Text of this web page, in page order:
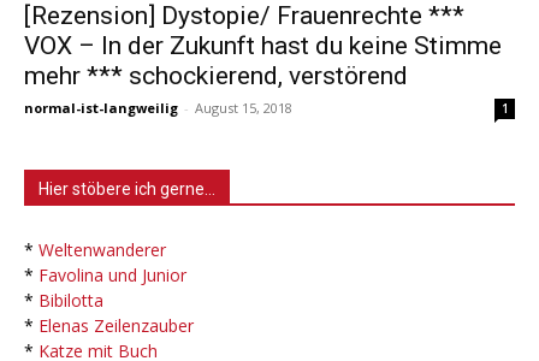
[Rezension] Dystopie/ Frauenrechte ***
VOX – In der Zukunft hast du keine Stimme
mehr *** schockierend, verstörend
normal-ist-langweilig - August 15, 2018 1
Hier stöbere ich gerne…
* Weltenwanderer
* Favolina und Junior
* Bibilotta
* Elenas Zeilenzauber
* Katze mit Buch